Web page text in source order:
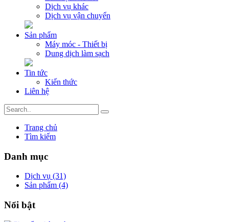
Dịch vụ khác
Dịch vụ vận chuyển
Sản phẩm
Máy móc - Thiết bị
Dung dịch làm sạch
Tin tức
Kiến thức
Liên hệ
Trang chủ
Tìm kiếm
Danh mục
Dịch vụ (31)
Sản phẩm (4)
Nổi bật